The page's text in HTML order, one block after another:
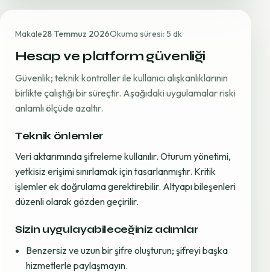
Makale28 Temmuz 2026Okuma süresi: 5 dk
Hesap ve platform güvenliği
Güvenlik; teknik kontroller ile kullanıcı alışkanlıklarının
birlikte çalıştığı bir süreçtir. Aşağıdaki uygulamalar riski
anlamlı ölçüde azaltır.
Teknik önlemler
Veri aktarımında şifreleme kullanılır. Oturum yönetimi,
yetkisiz erişimi sınırlamak için tasarlanmıştır. Kritik
işlemler ek doğrulama gerektirebilir. Altyapı bileşenleri
düzenli olarak gözden geçirilir.
Sizin uygulayabileceğiniz adımlar
Benzersiz ve uzun bir şifre oluşturun; şifreyi başka
hizmetlerle paylaşmayın.